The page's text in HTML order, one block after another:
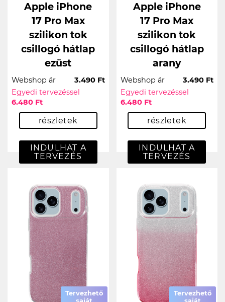
Apple iPhone
17 Pro Max
szilikon tok
csillogó hátlap
ezüst
Webshop ár
3.490 Ft
Egyedi tervezéssel
6.480 Ft
részletek
INDULHAT A
TERVEZÉS
Apple iPhone
17 Pro Max
szilikon tok
csillogó hátlap
arany
Webshop ár
3.490 Ft
Egyedi tervezéssel
6.480 Ft
részletek
INDULHAT A
TERVEZÉS
Tervezhető
Tervezhető